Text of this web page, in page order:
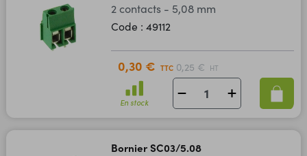
2 contacts - 5,08 mm
Code : 49112
0,30 € TTC 0,25 € HT
En stock
Bornier SC03/5.08